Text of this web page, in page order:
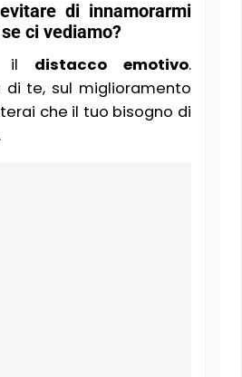
di innamorarmi
ci vediamo?
il distacco emotivo.
di te, sul miglioramento
che il tuo bisogno di